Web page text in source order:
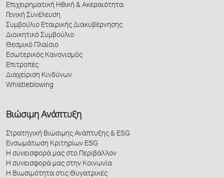
Επιχειρηματική Ηθική & Ακεραιότητα
Γενική Συνέλευση
Συμβούλιο Εταιρικής Διακυβέρνησης
Διοικητικό Συμβούλιο
Θεσμικό Πλαίσιο
Εσωτερικός Κανονισμός
Επιτροπές
Διαχείριση Κινδύνων
Whistleblowing
Βιώσιμη Ανάπτυξη
Στρατηγική Βιώσιμης Ανάπτυξης & ESG
Ενσωμάτωση Κριτηρίων ESG
Η συνεισφορά μας στο Περιβάλλον
Η συνεισφορά μας στην Κοινωνία
Η Βιωσιμότητα στις Θυγατρικές